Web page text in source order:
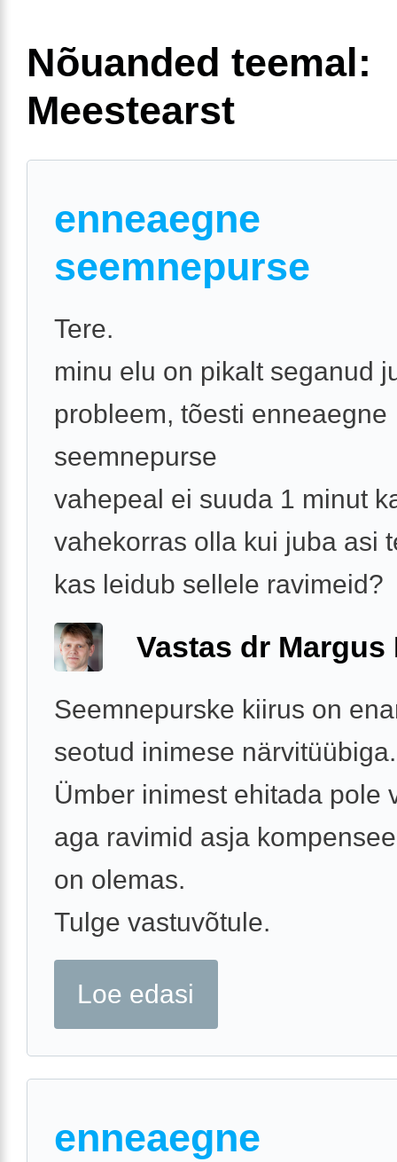
Nõuanded teemal:
Meestearst
enneaegne
seemnepurse
Tere.
minu elu on pikalt seganud
probleem, tõesti enneaegne
seemnepurse
vahepeal ei suuda 1 minut
vahekorras olla kui juba asi
kas leidub sellele ravimeid?
Vastas dr Margus
Seemnepurske kiirus on
seotud inimese närvitüübiga.
Ümber inimest ehitada pole
aga ravimid asja
on olemas.
Tulge vastuvõtule.
Loe edasi
enneaegne